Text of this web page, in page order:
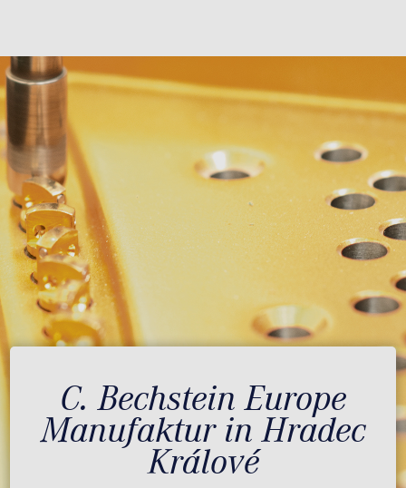
C. Bechstein Europe
Manufaktur in Hradec
Králové